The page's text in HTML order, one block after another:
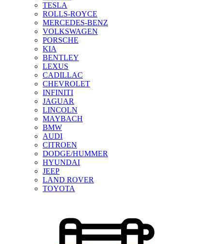
TESLA
ROLLS-ROYCE
MERCEDES-BENZ
VOLKSWAGEN
PORSCHE
KIA
BENTLEY
LEXUS
CADILLAC
CHEVROLET
INFINITI
JAGUAR
LINCOLN
MAYBACH
BMW
AUDI
CITROEN
DODGE/HUMMER
HYUNDAI
JEEP
LAND ROVER
TOYOTA